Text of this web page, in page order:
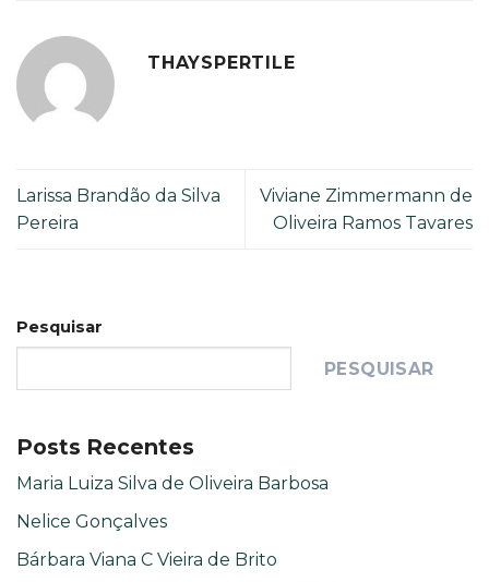
THAYSPERTILE
Larissa Brandão da Silva
Pereira
Viviane Zimmermann de
Oliveira Ramos Tavares
Pesquisar
PESQUISAR
Posts Recentes
Maria Luiza Silva de Oliveira Barbosa
Nelice Gonçalves
Bárbara Viana C Vieira de Brito